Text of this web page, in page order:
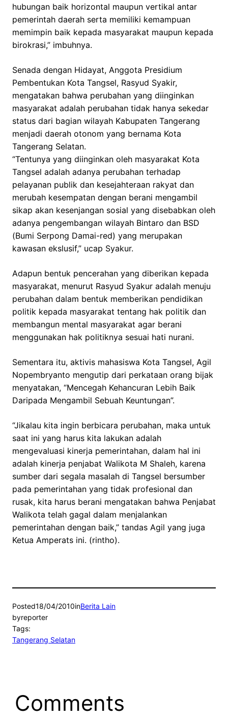
hubungan baik horizontal maupun vertikal antar
pemerintah daerah serta memiliki kemampuan
memimpin baik kepada masyarakat maupun kepada
birokrasi,” imbuhnya.
Senada dengan Hidayat, Anggota Presidium
Pembentukan Kota Tangsel, Rasyud Syakir,
mengatakan bahwa perubahan yang diinginkan
masyarakat adalah perubahan tidak hanya sekedar
status dari bagian wilayah Kabupaten Tangerang
menjadi daerah otonom yang bernama Kota
Tangerang Selatan.
“Tentunya yang diinginkan oleh masyarakat Kota
Tangsel adalah adanya perubahan terhadap
pelayanan publik dan kesejahteraan rakyat dan
merubah kesempatan dengan berani mengambil
sikap akan kesenjangan sosial yang disebabkan oleh
adanya pengembangan wilayah Bintaro dan BSD
(Bumi Serpong Damai-red) yang merupakan
kawasan ekslusif,” ucap Syakur.
Adapun bentuk pencerahan yang diberikan kepada
masyarakat, menurut Rasyud Syakur adalah menuju
perubahan dalam bentuk memberikan pendidikan
politik kepada masyarakat tentang hak politik dan
membangun mental masyarakat agar berani
menggunakan hak politiknya sesuai hati nurani.
Sementara itu, aktivis mahasiswa Kota Tangsel, Agil
Nopembryanto mengutip dari perkataan orang bijak
menyatakan, “Mencegah Kehancuran Lebih Baik
Daripada Mengambil Sebuah Keuntungan”.
“Jikalau kita ingin berbicara perubahan, maka untuk
saat ini yang harus kita lakukan adalah
mengevaluasi kinerja pemerintahan, dalam hal ini
adalah kinerja penjabat Walikota M Shaleh, karena
sumber dari segala masalah di Tangsel bersumber
pada pemerintahan yang tidak profesional dan
rusak, kita harus berani mengatakan bahwa Penjabat
Walikota telah gagal dalam menjalankan
pemerintahan dengan baik,” tandas Agil yang juga
Ketua Amperats ini. (rintho).
Posted18/04/2010inBerita Lain
byreporter
Tags:
Tangerang Selatan
Comments